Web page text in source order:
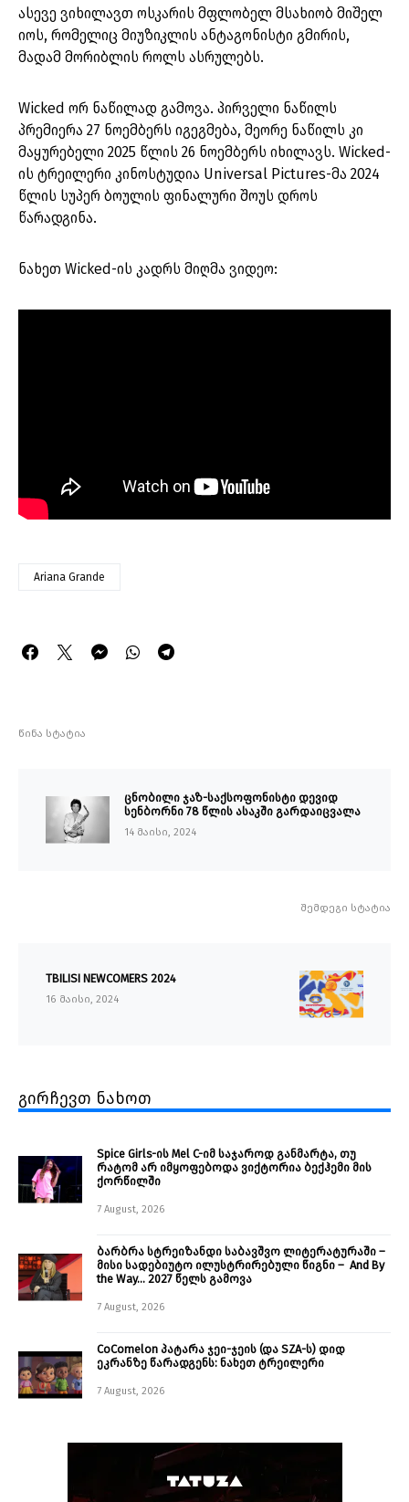
ასევე ვიხილავთ ოსკარის მფლობელ მსახიობ მიშელ
იოს, რომელიც მიუზიკლის ანტაგონისტი გმირის,
მადამ მორიბლის როლს ასრულებს.
Wicked ორ ნაწილად გამოვა. პირველი ნაწილს
პრემიერა 27 ნოემბერს იგეგმება, მეორე ნაწილს კი
მაყურებელი 2025 წლის 26 ნოემბერს იხილავს. Wicked-
ის ტრეილერი კინოსტუდია Universal Pictures-მა 2024
წლის სუპერ ბოულის ფინალური შოუს დროს
წარადგინა.
ნახეთ Wicked-ის კადრს მიღმა ვიდეო:
Ariana Grande
წინა სტატია
ცნობილი ჯაზ-საქსოფონისტი დევიდ
სენბორნი 78 წლის ასაკში გარდაიცვალა
14 მაისი, 2024
შემდეგი სტატია
TBILISI NEWCOMERS 2024
16 მაისი, 2024
გირჩევთ ნახოთ
Spice Girls-ის Mel C-იმ საჯაროდ განმარტა, თუ
რატომ არ იმყოფებოდა ვიქტორია ბექჰემი მის
ქორწილში
7 August, 2026
ბარბრა სტრეიზანდი საბავშვო ლიტერატურაში –
მისი სადებიუტო ილუსტრირებული წიგნი – And By
the Way… 2027 წელს გამოვა
7 August, 2026
CoComelon პატარა ჯეი-ჯეის (და SZA-ს) დიდ
ეკრანზე წარადგენს: ნახეთ ტრეილერი
7 August, 2026